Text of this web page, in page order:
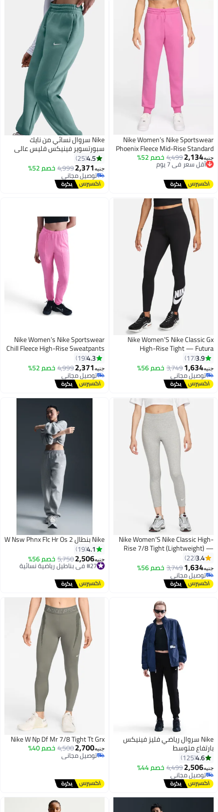
Nike Women’s Nike Sportswear
Phoenix Fleece Mid-Rise Standard
Pants
جنيه2,134
4,499خصم 52% أقل سعر في 7 يوم
توصيل مجاني
Nike سروال نسائي من نايك
سبورتسوير فينيكس فليس عالي
الخصر واسع
4.5
25
جنيه2,371
4,999خصم 52%
توصيل مجاني
توصيل مجاني
Nike Women’S Nike Classic Gx
High-Rise Tight — Futura
3.9
17
جنيه1,634
3,749خصم 56%
توصيل مجاني
توصيل مجاني
Nike Women’s Nike Sportswear
Chill Fleece High-Rise Sweatpants
4.3
19
جنيه2,371
4,999خصم 52%
توصيل مجاني
توصيل مجاني
Nike Women’S Nike Classic High-
Rise 7/8 Tight (Lightweight) —
Icon Futura
3.4
22
جنيه1,634
3,749خصم 56%
توصيل مجاني
توصيل مجاني
Nike بنطال W Nsw Phnx Flc Hr Os 2
4.1
19
جنيه2,506
5,750خصم 56% #27 في بناطيل رياضية نسائية
توصيل مجاني
Nike سروال رياضي فليز فينيكس
بارتفاع متوسط
4.6
125
جنيه2,506
4,499خصم 44%
توصيل مجاني
توصيل مجاني
Nike W Np Df Mr 7/8 Tight Tt Grx
جنيه2,700
4,500خصم 40%
توصيل مجاني
توصيل مجاني